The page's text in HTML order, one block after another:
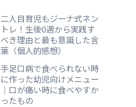
二人目育児もジーナ式ネン
トレ！生後0週から実践す
べき理由と最も意識した言
葉（個人的感想）
手足口病で食べられない時
に作った幼児向けメニュー
｜口が痛い時に食べやすか
ったもの